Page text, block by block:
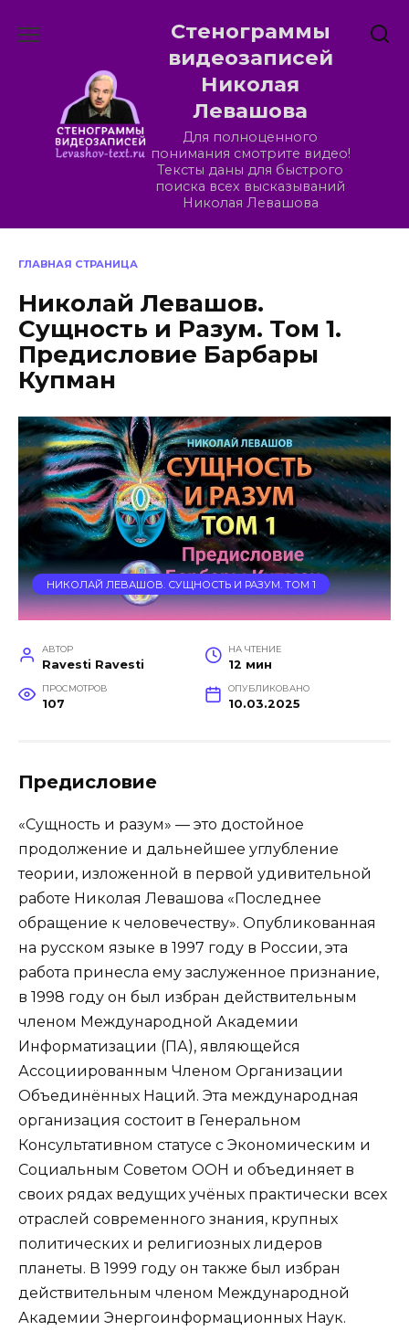
Стенограммы
видеозаписей
Николая
Левашова
Для полноценного
понимания смотрите видео!
Тексты даны для быстрого
поиска всех высказываний
Николая Левашова
ГЛАВНАЯ СТРАНИЦА
Николай Левашов.
Сущность и Разум. Том 1.
Предисловие Барбары
Купман
НИКОЛАЙ ЛЕВАШОВ. СУЩНОСТЬ И РАЗУМ. ТОМ 1
АВТОР
Ravesti Ravesti
НА ЧТЕНИЕ
12 мин
ПРОСМОТРОВ
107
ОПУБЛИКОВАНО
10.03.2025
Предисловие
«Сущность и разум» — это достойное
продолжение и дальнейшее углубление
теории, изложенной в пер­вой удивительной
работе Николая Левашова «По­следнее
обращение к человечеству». Опубликованная
на русском языке в 1997 году в России, эта
работа принесла ему заслуженное при­знание,
в 1998 году он был избран действительным
членом Международной Академии
Информатизации (ПА), являющейся
Ассоциированным Членом Организации
Объединённых Наций. Эта международная
организация состоит в Ге­неральном
Консультативном статусе с Экономи­ческим и
Социальным Советом ООН и объединяет в
своих рядах ведущих учёных практически всех
отрас­лей современного знания, крупных
политических и религиозных лидеров
планеты. В 1999 году он также был избран
действительным членом Между­народной
Академии Энергоинформационных Наук.